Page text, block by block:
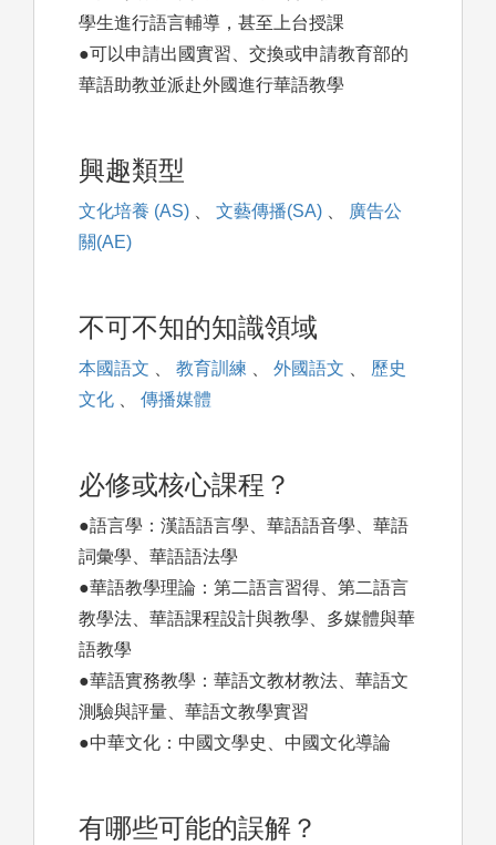
學生進行語言輔導，甚至上台授課
●可以申請出國實習、交換或申請教育部的
華語助教並派赴外國進行華語教學
興趣類型
文化培養 (AS) 、 文藝傳播(SA) 、
廣告公
關(AE)
不可不知的知識領域
本國語文 、 教育訓練 、 外國語文 、
歷史
文化 、 傳播媒體
必修或核心課程？
●語言學：漢語語言學、華語語音學、華語
詞彙學、華語語法學
●華語教學理論：第二語言習得、第二語言
教學法、華語課程設計與教學、多媒體與華
語教學
●華語實務教學：華語文教材教法、華語文
測驗與評量、華語文教學實習
●中華文化：中國文學史、中國文化導論
有哪些可能的誤解？